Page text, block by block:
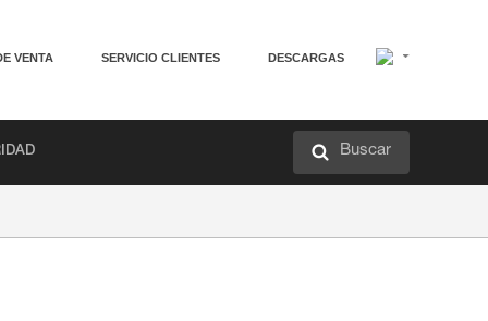
VENTA SERVICIO CLIENTES DESCARGAS
Buscar